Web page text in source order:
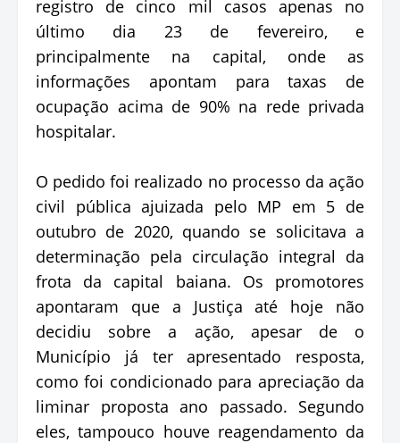
registro de cinco mil casos apenas no
último dia 23 de fevereiro, e
principalmente na capital, onde as
informações apontam para taxas de
ocupação acima de 90% na rede privada
hospitalar.
O pedido foi realizado no processo da ação
civil pública ajuizada pelo MP em 5 de
outubro de 2020, quando se solicitava a
determinação pela circulação integral da
frota da capital baiana. Os promotores
apontaram que a Justiça até hoje não
decidiu sobre a ação, apesar de o
Município já ter apresentado resposta,
como foi condicionado para apreciação da
liminar proposta ano passado. Segundo
eles, tampouco houve reagendamento da